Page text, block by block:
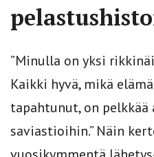
”Minulla on yksi
Kaikki hyvä, mikä
tapahtunut, on pelkkää
saviastioihin.” Näin